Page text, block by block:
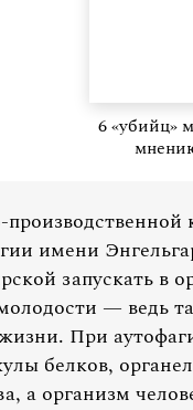
6 «убийц»
имени
запускать в
— ведь
При
белков,
а организм